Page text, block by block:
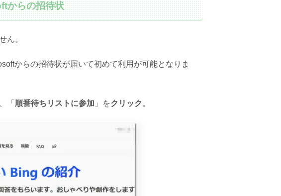
からの招待状
ん。
からの招待状が届いて初めて利用が可能となりま
「 順番待ちリストに参加 」をクリック 。